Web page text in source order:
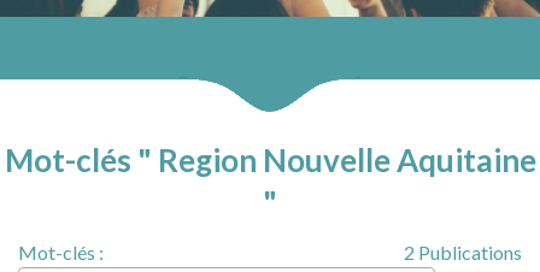
Mot-clés " Region Nouvelle Aquitaine
"
2 Publications
Mot-clés :